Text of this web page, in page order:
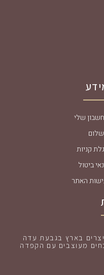
שלי
קניות
ביטול
האתר
אנחנו מייצרים בארץ בגבעת עדה
מעוצבים עם הקפדה